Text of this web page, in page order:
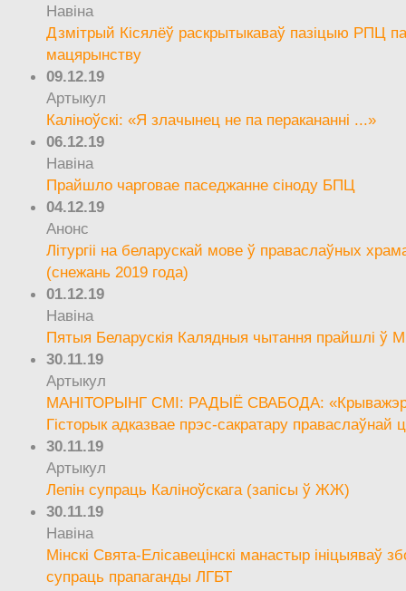
Навіна
Дзмітрый Кісялёў раскрытыкаваў пазіцыю РПЦ
мацярынству
09.12.19
Артыкул
Каліноўскі: «Я злачынец не па перакананні ...»
06.12.19
Навіна
Прайшло чарговае паседжанне сіноду БПЦ
04.12.19
Анонс
Літургіі на беларускай мове ў праваслаўных
(снежань 2019 года)
01.12.19
Навіна
Пятыя Беларускія Калядныя чытання прайшлі ў
30.11.19
Артыкул
МАНІТОРЫНГ СМІ: РАДЫЁ СВАБОДА:
Гісторык адказвае прэс-сакратару праваслаўнай
30.11.19
Артыкул
Лепін супраць Каліноўскага (запісы ў ЖЖ)
30.11.19
Навіна
Мінскі Свята-Елісавецінскі манастыр ініцыяваў
супраць прапаганды ЛГБТ